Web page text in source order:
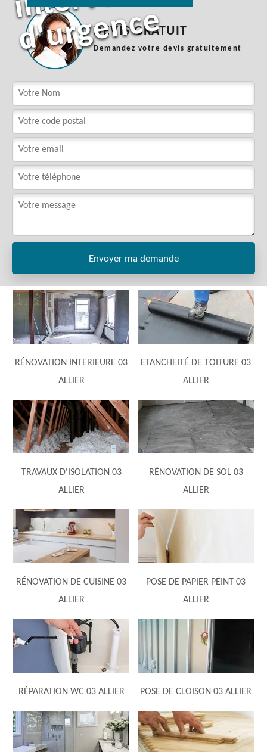
e
DEVIS GRATUIT
Demandez votre devis gratuitement
RÉNOVATION INTERIEURE 03
ALLIER
ETANCHEITÉ DE TOITURE 03
ALLIER
TRAVAUX D'ISOLATION 03
ALLIER
RÉNOVATION DE SOL 03
ALLIER
RÉNOVATION DE CUISINE 03
ALLIER
POSE DE PAPIER PEINT 03
ALLIER
RÉPARATION WC 03 ALLIER POSE DE CLOISON 03 ALLIER